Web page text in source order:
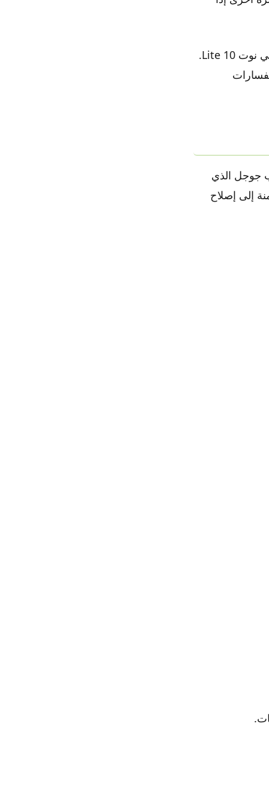
ملاحظة: الجهاز المستخدم لشرح الخطوات في هذه المقالة هو سمسونج جالكسي نوت 10 Lite.
جوجل الذي
إلى إصلاح